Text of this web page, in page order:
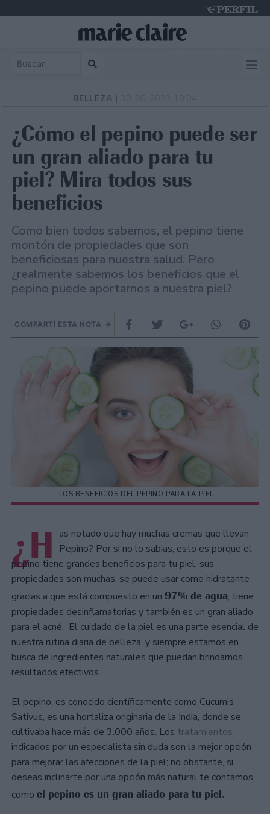
BELLEZA |
¿Cómo el pepino puede ser
un gran aliado para tu
piel? Mira todos sus
beneficios
Como bien todos sabemos, el pepino tiene
montón de propiedades que son
beneficiosas para nuestra salud. Pero
¿realmente sabemos los beneficios que el
pepino puede aportarnos a nuestra piel?
COMPARTÍ ESTA NOTA
LOS BENEFICIOS DEL PEPINO PARA LA PIEL.
¿H as notado que hay muchas cremas que llevan
Pepino? Por si no lo sabias, esto es porque el
pepino tiene grandes beneficios para tu piel, sus
propiedades son muchas, se puede usar como hidratante
gracias a que está compuesto en un 97% de agua, tiene
propiedades desinflamatorias y también es un gran aliado
para el acné. El cuidado de la piel es una parte esencial de
nuestra rutina diaria de belleza, y siempre estamos en
busca de ingredientes naturales que puedan brindarnos
resultados efectivos.
El pepino, es conocido científicamente como Cucumis
Sativus, es una hortaliza originaria de la India, donde se
cultivaba hace más de 3.000 años. Los tratamientos
indicados por un especialista sin duda son la mejor opción
para mejorar las afecciones de la piel; no obstante, si
deseas inclinarte por una opción más natural te contamos
como el pepino es un gran aliado para tu piel.